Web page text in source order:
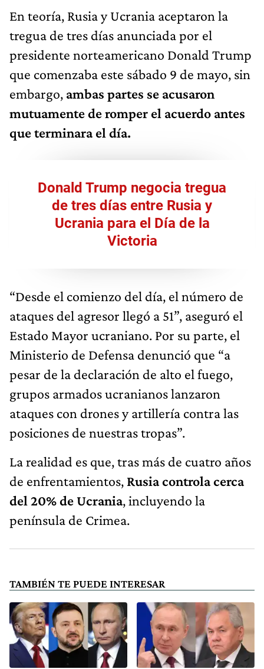
En teoría, Rusia y Ucrania aceptaron la
tregua de tres días anunciada por el
presidente norteamericano Donald Trump
que comenzaba este sábado 9 de mayo, sin
embargo, ambas partes se acusaron
mutuamente de romper el acuerdo antes
que terminara el día.
Donald Trump negocia tregua
de tres días entre Rusia y
Ucrania para el Día de la
Victoria
“Desde el comienzo del día, el número de
ataques del agresor llegó a 51”, aseguró el
Estado Mayor ucraniano. Por su parte, el
Ministerio de Defensa denunció que “a
pesar de la declaración de alto el fuego,
grupos armados ucranianos lanzaron
ataques con drones y artillería contra las
posiciones de nuestras tropas”.
La realidad es que, tras más de cuatro años
de enfrentamientos, Rusia controla cerca
del 20% de Ucrania, incluyendo la
península de Crimea.
TAMBIÉN TE PUEDE INTERESAR